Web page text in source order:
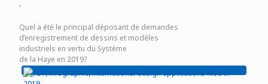
Quel a été le principal déposant de demandes
d’enregistrement de dessins et modèles
industriels en vertu du Système
de la Haye en 2019?